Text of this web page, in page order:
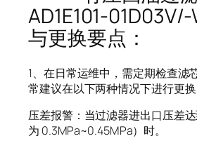
AD1E101-
与更换要点：
1、在日常运维中，需定期检查滤
常建议在以下两种情况下进行更换
压差报警：当过滤器进出口压差
为 0.3MPa~0.45MPa）时。